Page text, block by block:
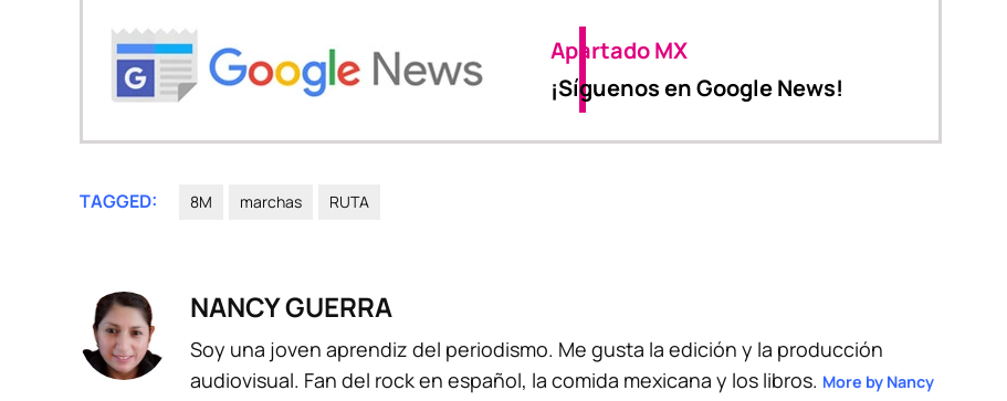
Apartado MX
¡Síguenos en Google News!
TAGGED: 8M marchas RUTA
NANCY GUERRA
Soy una joven aprendiz del periodismo. Me gusta la edición y la producción
audiovisual. Fan del rock en español, la comida mexicana y los libros. More by Nancy